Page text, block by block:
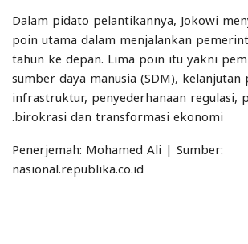
Dalam pidato pelantikannya, Jokowi
poin utama dalam menjalankan
tahun ke depan. Lima poin itu yakni
sumber daya manusia (SDM), kelanjutan
infrastruktur, penyederhanaan regulasi,
birokrasi dan transformasi ekonomi.
Penerjemah: Mohamed Ali | Sumber:
nasional.republika.co.id